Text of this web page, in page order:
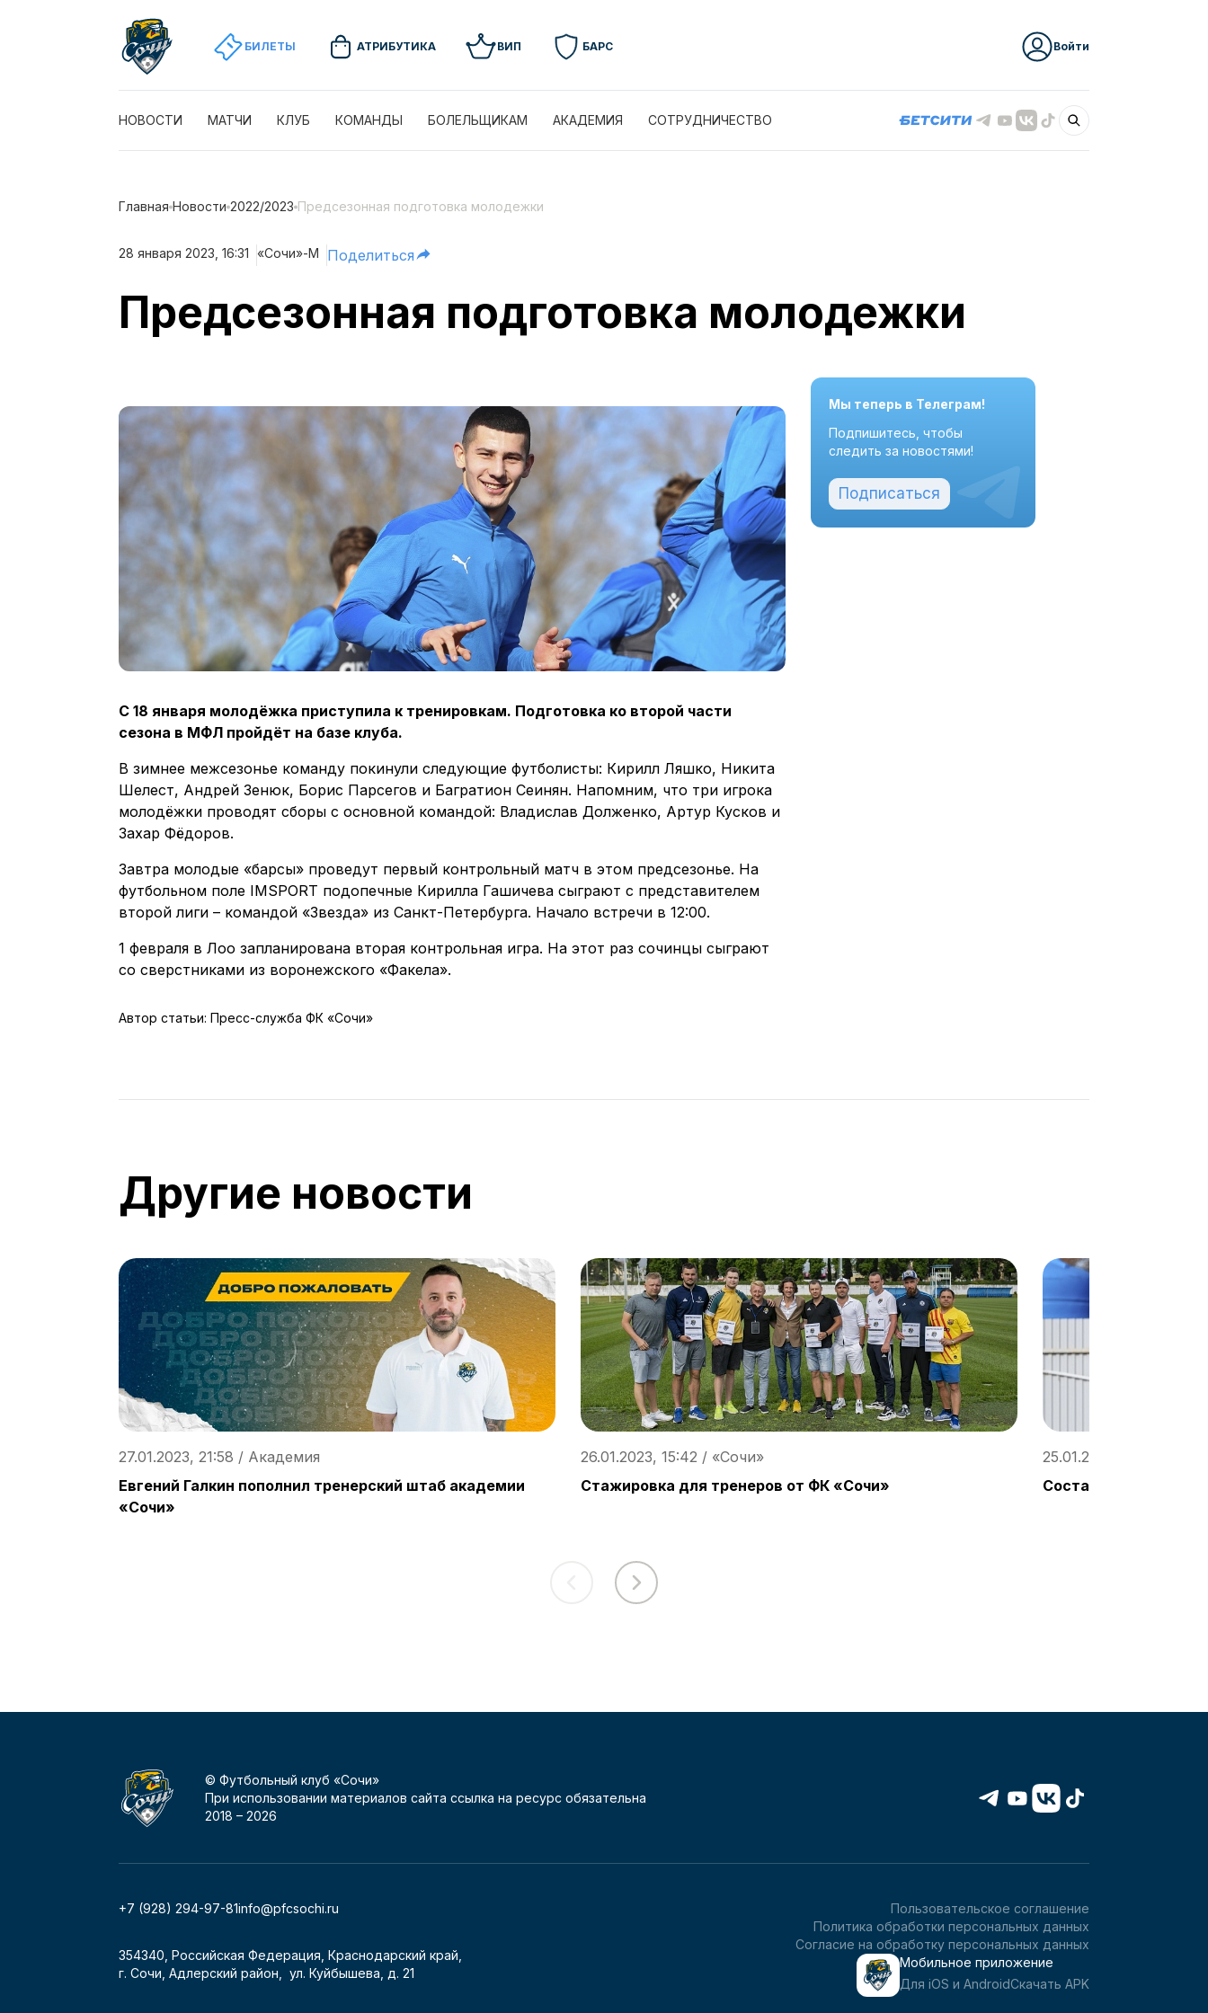
БИЛЕТЫ АТРИБУТИКА ВИП БАРС Войти
НОВОСТИ МАТЧИ КЛУБ КОМАНДЫ БОЛЕЛЬЩИКАМ АКАДЕМИЯ СОТРУДНИЧЕСТВО
Главная Новости 2022/2023 Предсезонная подготовка молодежки
28 января 2023, 16:31 «Сочи»-М Поделиться
Предсезонная подготовка молодежки
С 18 января молодёжка приступила к тренировкам. Подготовка ко второй части
сезона в МФЛ пройдёт на базе клуба.
В зимнее межсезонье команду покинули следующие футболисты: Кирилл Ляшко, Никита
Шелест, Андрей Зенюк, Борис Парсегов и Багратион Сеинян. Напомним, что три игрока
молодёжки проводят сборы с основной командой: Владислав Долженко, Артур Кусков и
Захар Фёдоров.
Завтра молодые «барсы» проведут первый контрольный матч в этом предсезонье. На
футбольном поле IMSPORT подопечные Кирилла Гашичева сыграют с представителем
второй лиги – командой «Звезда» из Санкт-Петербурга. Начало встречи в 12:00.
1 февраля в Лоо запланирована вторая контрольная игра. На этот раз сочинцы сыграют
со сверстниками из воронежского «Факела».
Автор статьи: Пресс-служба ФК «Сочи»
Мы теперь в Телеграм!
Подпишитесь, чтобы
следить за новостями!
Подписаться
Другие новости
27.01.2023, 21:58 / Академия
Евгений Галкин пополнил тренерский штаб академии
«Сочи»
26.01.2023, 15:42 / «Сочи»
Стажировка для тренеров от ФК «Сочи»
25.01.2023, 16:00 /
Состав «Сочи» на
© Футбольный клуб «Сочи»
При использовании материалов сайта ссылка на ресурс обязательна
2018 – 2026
Мобильное приложение
Для iOS и AndroidСкачать APK
Пользовательское соглашение
Политика обработки персональных данных
Согласие на обработку персональных данных
+7 (928) 294-97-81info@pfcsochi.ru
354340, Российская Федерация, Краснодарский край,
г. Сочи, Адлерский район, ул. Куйбышева, д. 21